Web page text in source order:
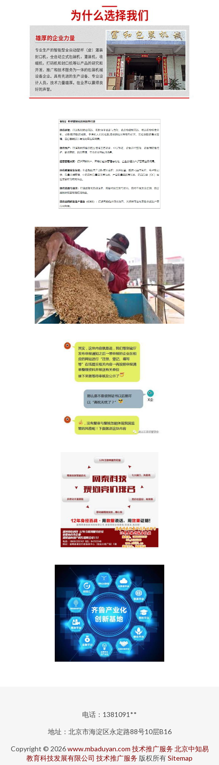
电话：1381091**
地址：北京市海淀区永定路88号10层B16
Copyright © 2026www.mbaduyan.com 技术推广服务 北京中知易
教育科技发展有限公司 技术推广服务 版权所有Sitemap